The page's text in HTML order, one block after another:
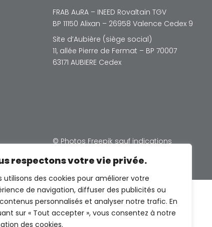
respectons votre vie privée.
utilisons des cookies pour améliorer votre
de navigation, diffuser des publicités ou
personnalisés et analyser notre trafic. En
sur « Tout accepter », vous consentez à notre
des cookies.
FRAB AuRA – INEED Rovaltain TGV
BP 11150 Alixan – 26958 Valence Cedex 9
Site d’Aubière (siège social)
11, allée Pierre de Fermat – BP 70007
63171 AUBIERE Cedex
© Photos Freepik sauf indications